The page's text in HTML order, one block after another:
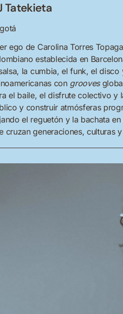
Tatekieta
ego de Carolina Torres
establecida en
la cumbia, el funk, el
con grooves
el baile, el disfrute colectivo y
y construir atmósferas
el reguetón y la bachata
cruzan generaciones, culturas